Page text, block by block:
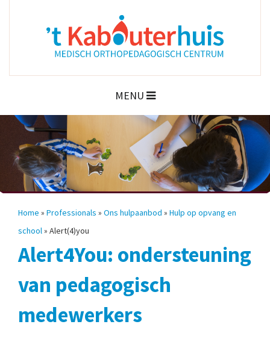
MENU
Home » Professionals » Ons hulpaanbod » Hulp op opvang en
school» Alert(4)you
Alert4You: ondersteuning
van pedagogisch
medewerkers